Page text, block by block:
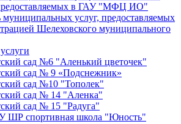
в ГАУ "МФЦ ИО"
муниципальных услуг, предоставляемых
Шелеховского муниципального
сад №6 "Аленький цветочек"
сад № 9 «Подснежник»
сад №10 "Тополек"
сад № 14 "Аленка"
сад № 15 "Радуга"
ШР спортивная школа "Юность"